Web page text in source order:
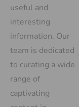
useful and
interesting
information. Our
team is dedicated
to curating a wide
range of
captivating